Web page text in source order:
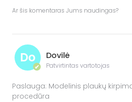
Ar šis komentaras Jums naudingas?
Do
✔
Dovilė
Patvirtintas vartotojas
Paslauga: Modelinis plaukų
procedūra